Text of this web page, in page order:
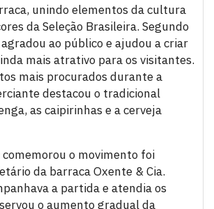
unindo elementos da cultura
da Seleção Brasileira. Segundo
ao público e ajudou a criar
mais atrativo para os visitantes.
mais procurados durante a
destacou o tradicional
as caipirinhas e a cerveja
o movimento foi
da barraca Oxente & Cia.
a partida e atendia os
o aumento gradual da